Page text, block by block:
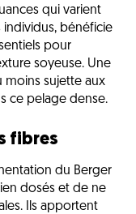
qui varient
individus, bénéficie
pour
soyeuse. Une
moins sujette aux
ce pelage dense.
fibres
du Berger
dosés et de ne
Ils apportent